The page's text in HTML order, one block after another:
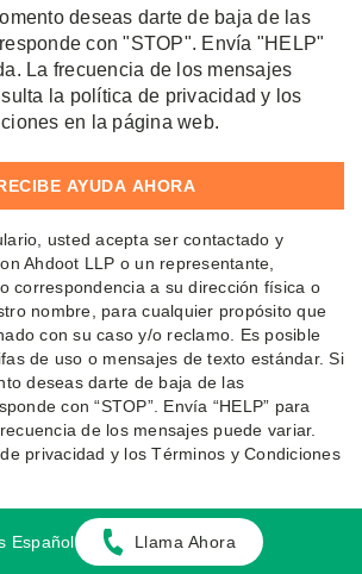
deseas darte de baja de las
con "STOP". Envía "HELP"
La frecuencia de los mensajes
la política de privacidad y los
en la página web.
usted acepta ser contactado y
Ahdoot LLP o un representante,
correspondencia a su dirección física o
nombre, para cualquier propósito que
con su caso y/o reclamo. Es posible
de uso o mensajes de texto estándar. Si
deseas darte de baja de las
con “STOP”. Envía “HELP” para
de los mensajes puede variar.
privacidad y los Términos y Condiciones
Español Llama Ahora